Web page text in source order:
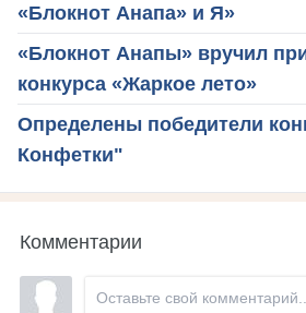
«Блокнот Анапа» и Я»
«Блокнот Анапы» вручил
конкурса «Жаркое лето»
Определены победители
Конфетки"
Комментарии